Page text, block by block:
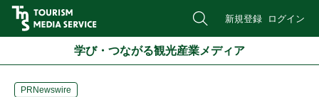
新規登録 ログイン
学び・つながる観光産業メディア
PRNewswire